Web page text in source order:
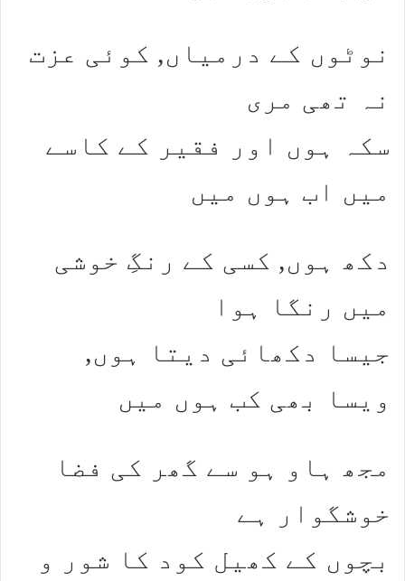
نوٹوں کے درمیاں, کوئی عزت
نہ تھی مری
سکہ ہوں اور فقیر کے کاسے
میں اب ہوں میں
دکھ ہوں, کسی کے رنگِ خوشی
میں رنگا ہوا
جیسا دکھائی دیتا ہوں,
ویسا بھی کب ہوں میں
مجھ ہاو ہو سے گھر کی فضا
خوشگوار ہے
بچوں کے کھیل کود کا شور و